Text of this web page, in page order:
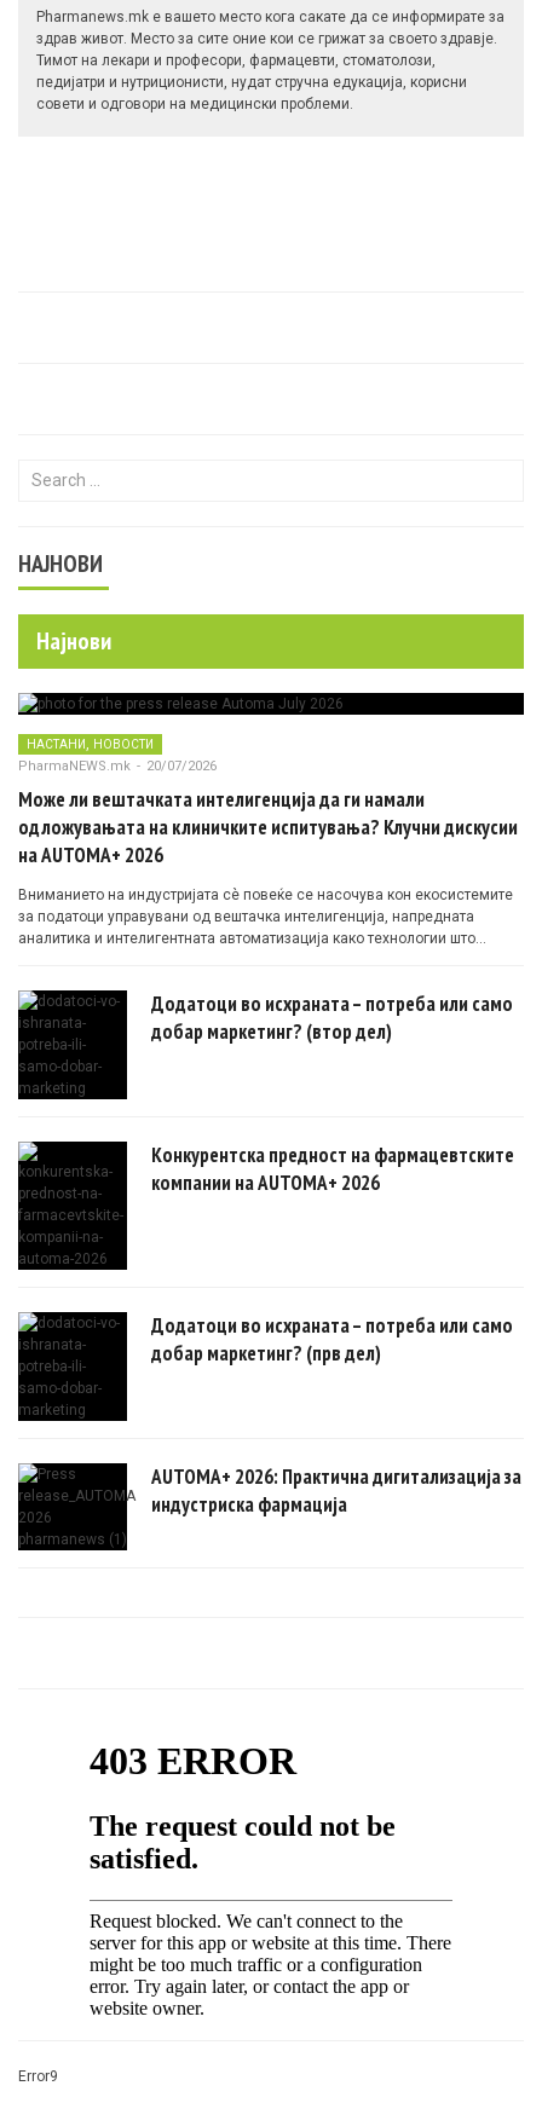
Pharmanews.mk е вашето место кога сакате да се информирате за
здрав живот. Место за сите оние кои се грижат за своето здравје.
Тимот на лекари и професори, фармацевти, стоматолози,
педијатри и нутриционисти, нудат стручна едукација, корисни
совети и одговори на медицински проблеми.
Search for:
НАЈНОВИ
Најнови
НАСТАНИ, НОВОСТИ
PharmaNEWS.mk - 20/07/2026
Може ли вештачката интелигенција да ги намали
одложувањата на клиничките испитувања? Клучни дискусии
на AUTOMA+ 2026
Вниманието на индустријата сè повеќе се насочува кон екосистемите
за податоци управувани од вештачка интелигенција, напредната
аналитика и интелигентната автоматизација како технологии што
Додатоци во исхраната – потреба или само
добар маркетинг? (втор дел)
Конкурентска предност на фармацевтските
компании на AUTOMA+ 2026
Додатоци во исхраната – потреба или само
добар маркетинг? (прв дел)
AUTOMA+ 2026: Практична дигитализација за
индустриска фармација
Error9